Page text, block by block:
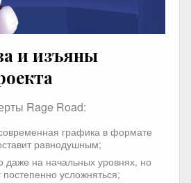
и изъяны
Rage Road:
графика в формате
равнодушным;
даже на начальных уровнях, но
усложняться;